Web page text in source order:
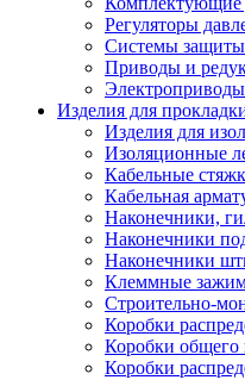
Регуляторы
Системы защиты
Приводы и
Изделия для
Изделия для
Изоляционные
Кабельные
Кабельная
Наконечники,
Наконечники
Наконечники
Клеммные
Строительно-
Коробки
Коробки общего
Коробки